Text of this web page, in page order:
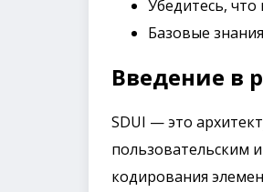
Убедитесь,
Базовые
Введение в
SDUI — это
пользовательским
кодирования